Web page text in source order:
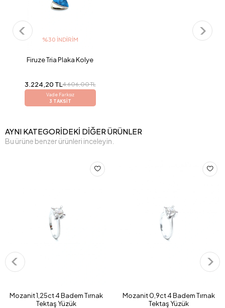
%30 İNDIRIM
Firuze Tria Plaka Kolye
3.224,20 TL4.606,00 TL
Vade Farksız
3 TAKSİT
AYNI KATEGORİDEKİ DİĞER ÜRÜNLER
Bu ürüne benzer ürünleri inceleyin.
Mozanit 1,25ct 4 Badem Tırnak
Tektaş Yüzük
Mozanit 0,9ct 4 Badem Tırnak
Tektaş Yüzük